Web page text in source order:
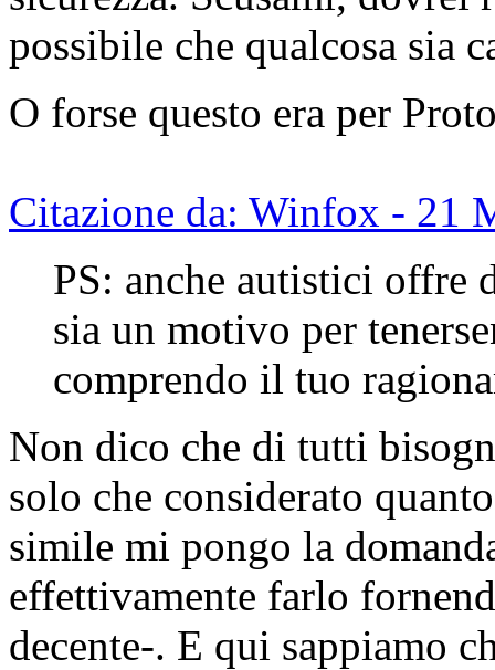
possibile che qualcosa sia
O forse questo era per
Citazione da: Winfox - 21
PS: anche autistici offre
sia un motivo per
comprendo il tuo
Non dico che di tutti
solo che considerato
simile mi pongo la
effettivamente farlo
decente-. E qui sappiamo